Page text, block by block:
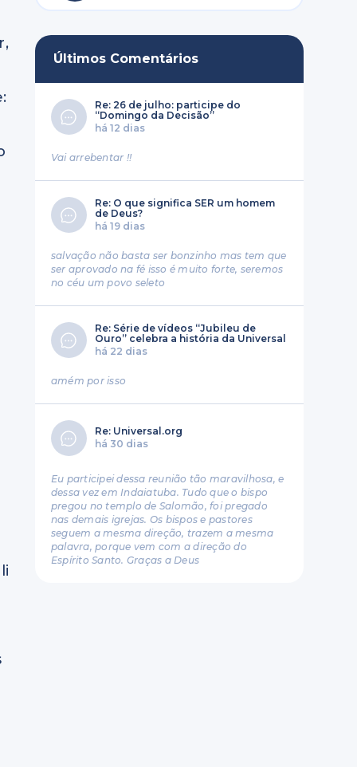
Últimos Comentários
Re: 26 de julho: participe do
“Domingo da Decisão”
há 12 dias
Vai arrebentar !!
Re: O que significa SER um homem
de Deus?
há 19 dias
salvação não basta ser bonzinho mas tem que
ser aprovado na fé isso é muito forte, seremos
no céu um povo seleto
Re: Série de vídeos “Jubileu de
Ouro” celebra a história da Universal
há 22 dias
amém por isso
Re: Universal.org
há 30 dias
Eu participei dessa reunião tão maravilhosa, e
dessa vez em Indaiatuba. Tudo que o bispo
pregou no templo de Salomão, foi pregado
nas demais igrejas. Os bispos e pastores
seguem a mesma direção, trazem a mesma
palavra, porque vem com a direção do
Espírito Santo. Graças a Deus